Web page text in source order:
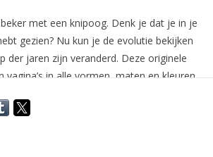
met een knipoog. Denk je dat je in je
gezien? Nu kun je de evolutie bekijken
der jaren zijn veranderd. Deze originele
vagina’s in alle vormen, maten en kleuren.
cm